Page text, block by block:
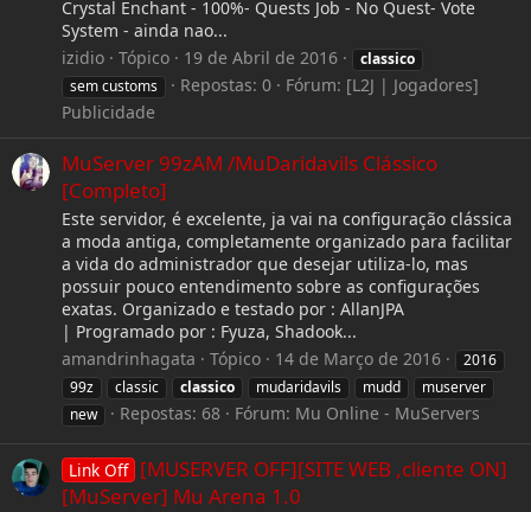
Crystal Enchant - 100%- Quests Job - No Quest- Vote
System - ainda nao...
izidio
Tópico 19 de Abril de 2016
classico
sem customs
Repostas: 0 Fórum: [L2J | Jogadores]
Publicidade
MuServer 99zAM /MuDaridavils Clássico
[Completo]
Este servidor, é excelente, ja vai na configuração clássica
a moda antiga, completamente organizado para facilitar
a vida do administrador que desejar utiliza-lo, mas
possuir pouco entendimento sobre as configurações
exatas. Organizado e testado por : AllanJPA
| Programado por : Fyuza, Shadook...
amandrinhagata
Tópico 14 de Março de 2016
2016
99z
classic classico mudaridavils mudd
muserver
new
Repostas: 68 Fórum: Mu Online - MuServers
Link Off [MUSERVER OFF][SITE WEB ,cliente ON]
[MuServer] Mu Arena 1.0